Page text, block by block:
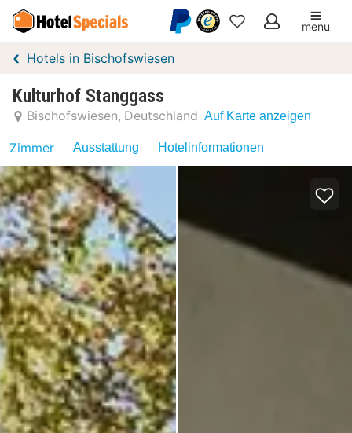
Meine
menu
Hotels in Bischofswiesen
Kulturhof Stanggass
Bischofswiesen Deutschland Auf Karte anzeigen
Zimmer Ausstattung Hotelinformationen